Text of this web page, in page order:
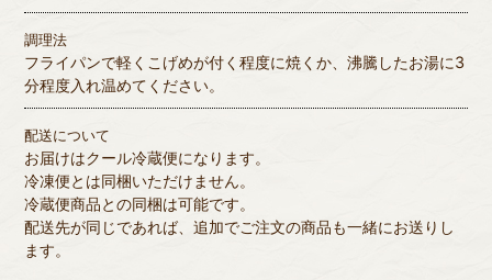
調理法
フライパンで軽くこげめが付く程度に焼くか、沸騰したお湯に3
分程度入れ温めてください。
配送について
お届けはクール冷蔵便になります。
冷凍便とは同梱いただけません。
冷蔵便商品との同梱は可能です。
配送先が同じであれば、追加でご注文の商品も一緒にお送りし
ます。